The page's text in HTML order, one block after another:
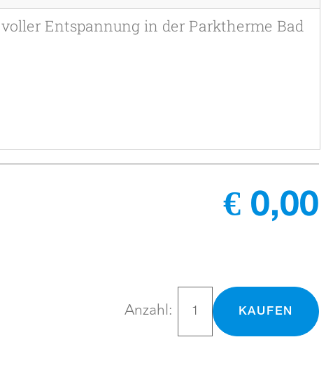
€ 0,00
Anzahl: KAUFEN